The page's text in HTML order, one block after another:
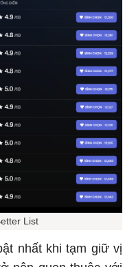
List
nhất khi tạm giữ vị